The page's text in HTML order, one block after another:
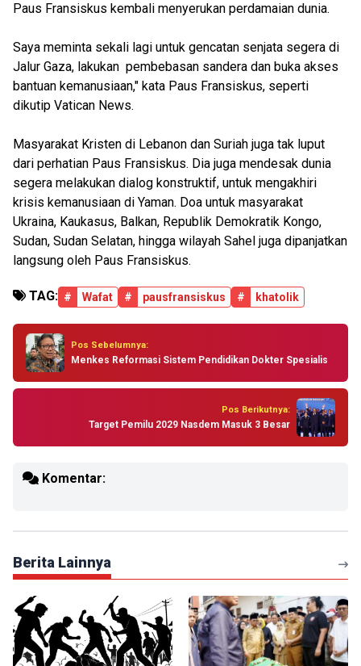
Paus Fransiskus kembali menyerukan perdamaian dunia.
Saya meminta sekali lagi untuk gencatan senjata segera di
Jalur Gaza, lakukan pembebasan sandera dan buka akses
bantuan kemanusiaan," kata Paus Fransiskus, seperti
dikutip Vatican News.
Masyarakat Kristen di Lebanon dan Suriah juga tak luput
dari perhatian Paus Fransiskus. Dia juga mendesak dunia
segera melakukan dialog konstruktif, untuk mengakhiri
krisis kemanusiaan di Yaman. Doa untuk masyarakat
Ukraina, Kaukasus, Balkan, Republik Demokratik Kongo,
Sudan, Sudan Selatan, hingga wilayah Sahel juga dipanjatkan
langsung oleh Paus Fransiskus.
TAG: # Wafat # pausfransiskus # khatolik
Pos Sebelumnya:
Menkes Reformasi Sistem Pendidikan Dokter Spesialis
Pos Berikutnya:
Target Pemilu 2029 Nasdem Masuk 3 Besar
Komentar:
Berita Lainnya